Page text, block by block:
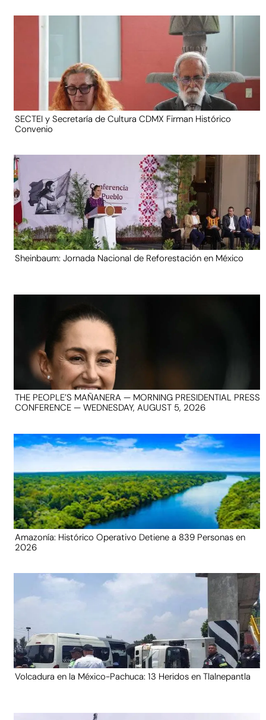
SECTEI y Secretaría de Cultura CDMX Firman Histórico
Convenio
Sheinbaum: Jornada Nacional de Reforestación en México
THE PEOPLE’S MAÑANERA — MORNING PRESIDENTIAL PRESS
CONFERENCE — WEDNESDAY, AUGUST 5, 2026
Amazonía: Histórico Operativo Detiene a 839 Personas en
2026
Volcadura en la México-Pachuca: 13 Heridos en Tlalnepantla